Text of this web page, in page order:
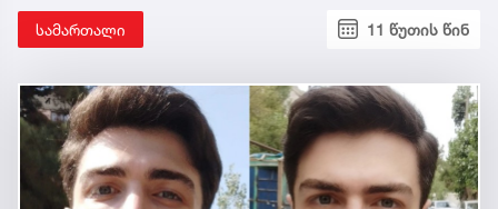
სამართალი 11 წუთის წინ